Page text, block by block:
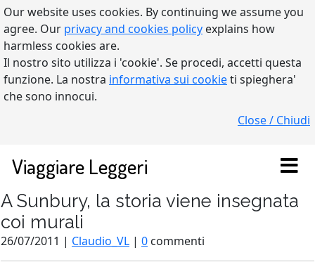
Our website uses cookies. By continuing we assume you
agree. Our privacy and cookies policy explains how
harmless cookies are.
Il nostro sito utilizza i 'cookie'. Se procedi, accetti questa
funzione. La nostra informativa sui cookieti spieghera'
che sono innocui.
Close / Chiudi
Viaggiare Leggeri
A Sunbury, la storia viene insegnata
coi murali
26/07/2011 | Claudio_VL | 0 commenti